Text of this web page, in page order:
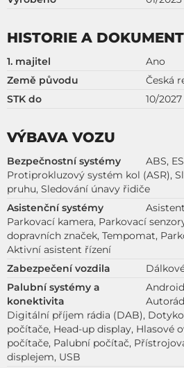
HISTORIE A
1. majitel
Ano
Země původu
Česká
STK do
10/2027
VÝBAVA VOZU
Bezpečnostní systémy
ABS,
Protiprokluzový systém kol (ASR),
pruhu, Sledování únavy řidiče
Asistenční systémy
Parkovací kamera, Parkovací
dopravních značek, Tempomat,
Aktivní asistent řízení
Zabezpečení vozdila
Palubní systémy a
konektivita
Digitální příjem rádia (DAB),
počítače, Head-up display, Hlasové
počítače, Palubní počítač,
displejem, USB